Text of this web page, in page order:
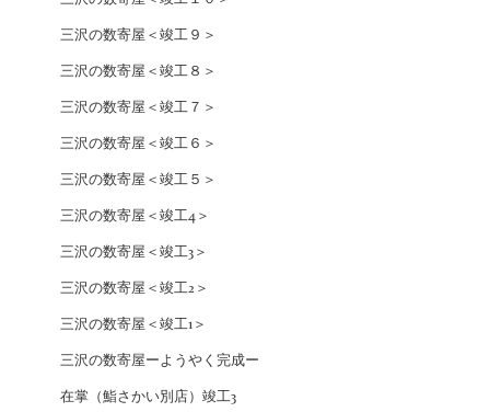
三沢の数寄屋＜竣工９＞
三沢の数寄屋＜竣工８＞
三沢の数寄屋＜竣工７＞
三沢の数寄屋＜竣工６＞
三沢の数寄屋＜竣工５＞
三沢の数寄屋＜竣工4＞
三沢の数寄屋＜竣工3＞
三沢の数寄屋＜竣工2＞
三沢の数寄屋＜竣工1＞
三沢の数寄屋ーようやく完成ー
在掌（鮨さかい別店）竣工3